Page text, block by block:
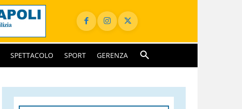
SPETTACOLO SPORT GERENZA